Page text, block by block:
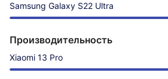
Samsung Galaxy S22 Ultra
Производительность
Xiaomi 13 Pro